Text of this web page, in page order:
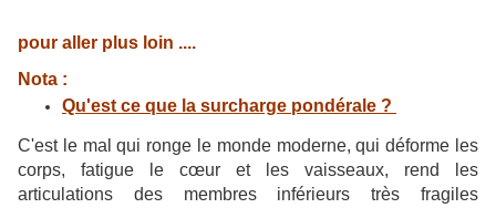
pour aller plus loin ....
Nota :
Qu'est ce que la surcharge pondérale ?
C'est le mal qui ronge le monde moderne, qui déforme les
corps, fatigue le cœur et les vaisseaux, rend les
articulations des membres inférieurs très fragiles